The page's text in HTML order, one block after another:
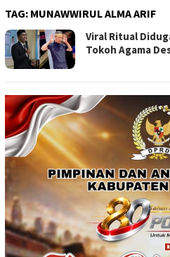
TAG: MUNAWWIRUL ALMA ARIF
Viral Ritual
Tokoh Agama